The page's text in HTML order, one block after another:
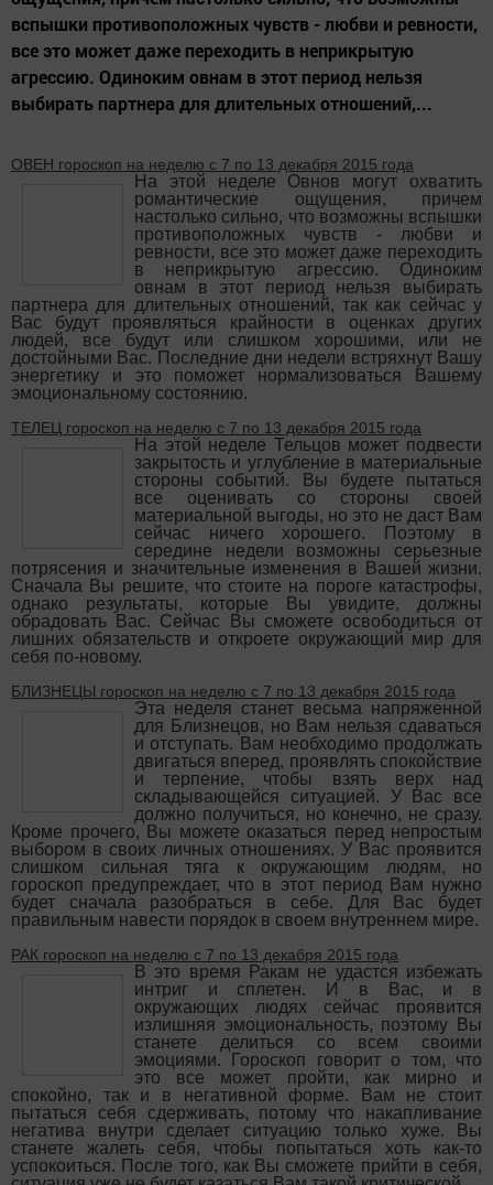
вспышки противоположных чувств - любви и ревности,
все это может даже переходить в неприкрытую
агрессию. Одиноким овнам в этот период нельзя
выбирать партнера для длительных отношений,...
ОВЕН гороскоп на неделю с 7 по 13 декабря 2015 года
На этой неделе Овнов могут охватить
романтические ощущения, причем
настолько сильно, что возможны вспышки
противоположных чувств - любви и
ревности, все это может даже переходить
в неприкрытую агрессию. Одиноким
овнам в этот период нельзя выбирать
партнера для длительных отношений, так как сейчас у
Вас будут проявляться крайности в оценках других
людей, все будут или слишком хорошими, или не
достойными Вас. Последние дни недели встряхнут Вашу
энергетику и это поможет нормализоваться Вашему
эмоциональному состоянию.
ТЕЛЕЦ гороскоп на неделю с 7 по 13 декабря 2015 года
На этой неделе Тельцов может подвести
закрытость и углубление в материальные
стороны событий. Вы будете пытаться
все оценивать со стороны своей
материальной выгоды, но это не даст Вам
сейчас ничего хорошего. Поэтому в
середине недели возможны серьезные
потрясения и значительные изменения в Вашей жизни.
Сначала Вы решите, что стоите на пороге катастрофы,
однако результаты, которые Вы увидите, должны
обрадовать Вас. Сейчас Вы сможете освободиться от
лишних обязательств и откроете окружающий мир для
себя по-новому.
БЛИЗНЕЦЫ гороскоп на неделю с 7 по 13 декабря 2015 года
Эта неделя станет весьма напряженной
для Близнецов, но Вам нельзя сдаваться
и отступать. Вам необходимо продолжать
двигаться вперед, проявлять спокойствие
и терпение, чтобы взять верх над
складывающейся ситуацией. У Вас все
должно получиться, но конечно, не сразу.
Кроме прочего, Вы можете оказаться перед непростым
выбором в своих личных отношениях. У Вас проявится
слишком сильная тяга к окружающим людям, но
гороскоп предупреждает, что в этот период Вам нужно
будет сначала разобраться в себе. Для Вас будет
правильным навести порядок в своем внутреннем мире.
РАК гороскоп на неделю с 7 по 13 декабря 2015 года
В это время Ракам не удастся избежать
интриг и сплетен. И в Вас, и в
окружающих людях сейчас проявится
излишняя эмоциональность, поэтому Вы
станете делиться со всем своими
эмоциями. Гороскоп говорит о том, что
это все может пройти, как мирно и
спокойно, так и в негативной форме. Вам не стоит
пытаться себя сдерживать, потому что накапливание
негатива внутри сделает ситуацию только хуже. Вы
станете жалеть себя, чтобы попытаться хоть как-то
успокоиться. После того, как Вы сможете прийти в себя,